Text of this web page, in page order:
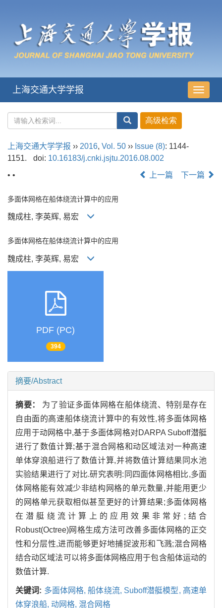
导
航
上海交通大学学报
上海交通大学学报 ›› 2016, Vol. 50 ›› Issue (8): 1144-
1151.
doi: 10.16183/j.cnki.jsjtu.2016.08.002
• •
上一篇 下一篇
多面体网格在船体绕流计算中的应用
魏成柱, 李英辉, 易宏
多面体网格在船体绕流计算中的应用
魏成柱, 李英辉, 易宏
PDF (PC)
394
摘要/Abstract
摘要： 为了验证多面体网格在船体绕流、特别是存在
自由面的高速船体绕流计算中的有效性,将多面体网格
应用于动网格中,基于多面体网格对DARPA Suboff潜艇
进行了数值计算;基于混合网格和动区域法对一种高速
单体穿浪船进行了数值计算,并将数值计算结果同水池
实验结果进行了对比.研究表明:同四面体网格相比,多面
体网格能有效减少非结构网格的单元数量,并能用更少
的网格单元获取相似甚至更好的计算结果;多面体网格
在潜艇绕流计算上的应用效果非常好;结合
Robust(Octree)网格生成方法可改善多面体网格的正交
性和分层性,进而能够更好地捕捉波形和飞溅;混合网格
结合动区域法可以将多面体网格应用于包含船体运动的
数值计算.
关键词: 多面体网格, 船体绕流, Suboff潜艇模型, 高速单
体穿浪船, 动网格, 混合网格